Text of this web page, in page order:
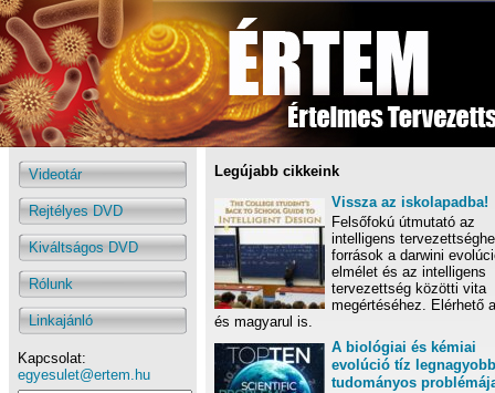
Videotár
Rejtélyes DVD
Kiváltságos DVD
Rólunk
Linkajánló
Kapcsolat:
egyesulet@ertem.hu
Legújabb cikkeink
Vissza az iskolapadba!
Felsőfokú útmutató az
intelligens
források a darwini
elmélet és az intelligens
tervezettség közötti vita
megértéséhez. Elérhető
és magyarul is.
A biológiai és kémiai
evolúció tíz legnagyobb
tudományos